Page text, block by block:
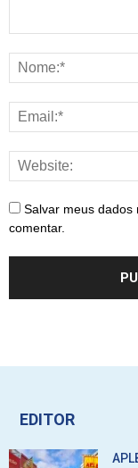
Salvar meus dados
comentar.
EDITOR